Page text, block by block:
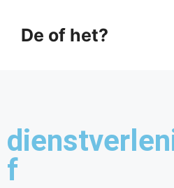
De of het?
f